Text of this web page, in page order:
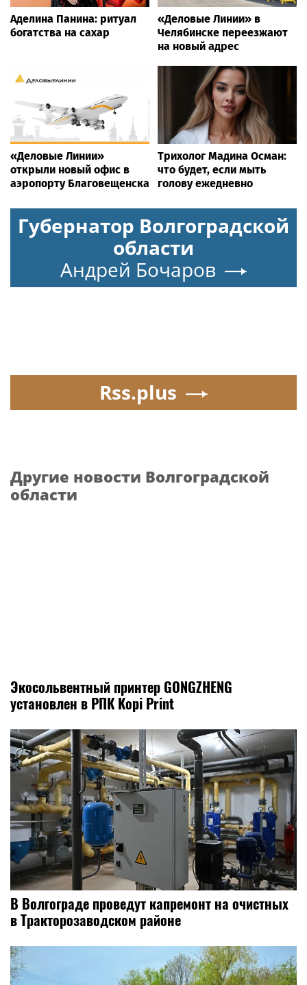
Аделина Панина: ритуал
богатства на сахар
«Деловые Линии» в
Челябинске переезжают
на новый адрес
«Деловые Линии»
открыли новый офис в
аэропорту Благовещенска
Трихолог Мадина Осман:
что будет, если мыть
голову ежедневно
Губернатор Волгоградской
области
Андрей Бочаров
Rss.plus
Другие новости Волгоградской
области
Экосольвентный принтер GONGZHENG
установлен в РПК Kopi Print
В Волгограде проведут капремонт на очистных
в Тракторозаводском районе